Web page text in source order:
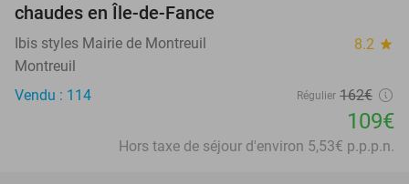
chaudes en Île-de-Fance
Ibis styles Mairie de Montreuil 8.2 star
Montreuil
Vendu : 114
Régulier 162€
109€
Hors taxe de séjour d'environ 5,53€ p.p.p.n.